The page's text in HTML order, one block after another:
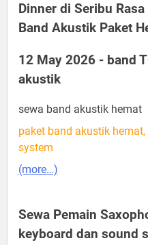
Dinner di Seribu
Band Akustik Paket
12 May 2026 - band
akustik
sewa band akustik hemat
paket band akustik
system
(more…)
Sewa Pemain
keyboard dan sound